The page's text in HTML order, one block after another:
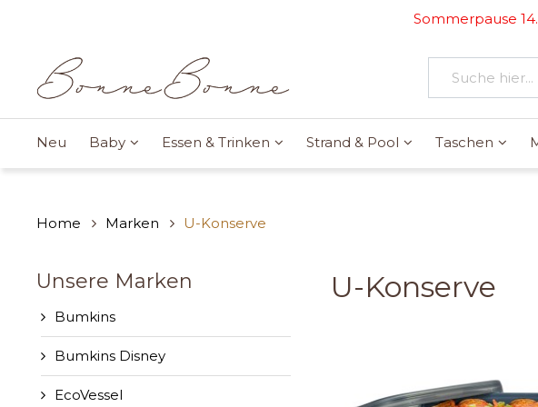
Sommerpause
Neu Baby Essen & Trinken Strand & Pool Taschen
Home Marken U-Konserve
Unsere Marken
Bumkins
Bumkins Disney
EcoVessel
U-Konserve